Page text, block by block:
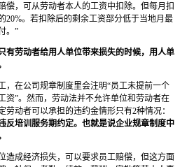
偿，可从劳动者本人的工资中扣除。但每月扣
20%。若扣除后的剩余工资部分低于当地月最
。”
有劳动者给用人单位带来损失的时候，用人单
，在公司规章制度里会注明“员工未提前一个
资”。然而，劳动法并不允许单位和劳动者在
动者可以承担的违约金情形只有2种情况：
反培训服务期约定。也就是说企业规章制度中
造成经济损失，可以要求员工赔偿，但这方面